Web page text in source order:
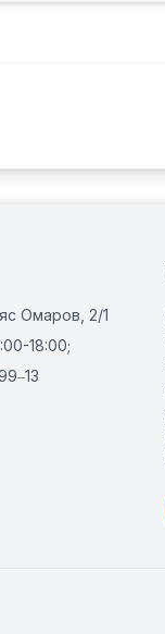
Омаров, 2/1
18:00;